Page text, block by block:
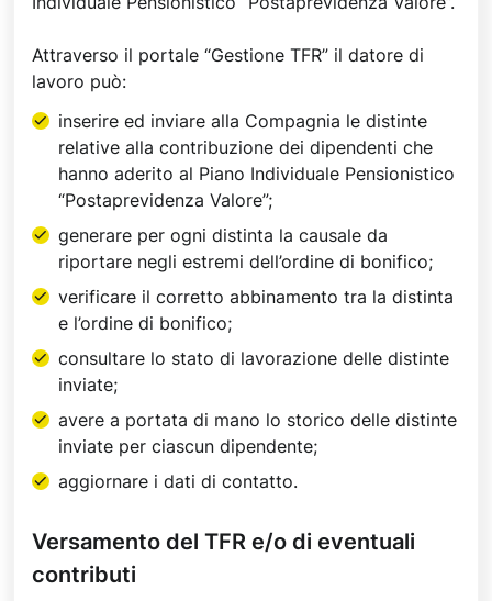
Attraverso il portale “Gestione TFR” il datore di
lavoro può:
inserire ed inviare alla Compagnia le distinte
relative alla contribuzione dei dipendenti che
hanno aderito al Piano Individuale Pensionistico
“Postaprevidenza Valore”;
generare per ogni distinta la causale da
riportare negli estremi dell’ordine di bonifico;
verificare il corretto abbinamento tra la distinta
e l’ordine di bonifico;
consultare lo stato di lavorazione delle distinte
inviate;
avere a portata di mano lo storico delle distinte
inviate per ciascun dipendente;
aggiornare i dati di contatto.
Versamento del TFR e/o di eventuali
contributi